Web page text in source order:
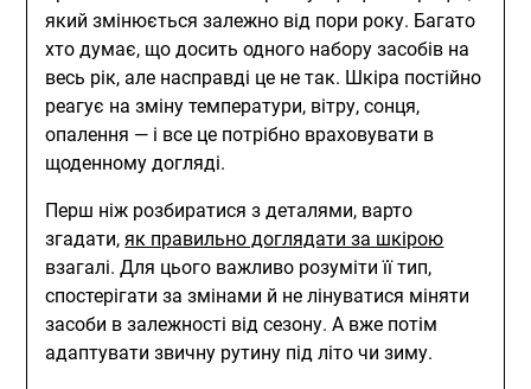
який змінюється залежно від пори року. Багато
хто думає, що досить одного набору засобів на
весь рік, але насправді це не так. Шкіра постійно
реагує на зміну температури, вітру, сонця,
опалення — і все це потрібно враховувати в
щоденному догляді.
Перш ніж розбиратися з деталями, варто
згадати,як правильно доглядати за шкірою
взагалі. Для цього важливо розуміти її тип,
спостерігати за змінами й не лінуватися міняти
засоби в залежності від сезону. А вже потім
адаптувати звичну рутину під літо чи зиму.